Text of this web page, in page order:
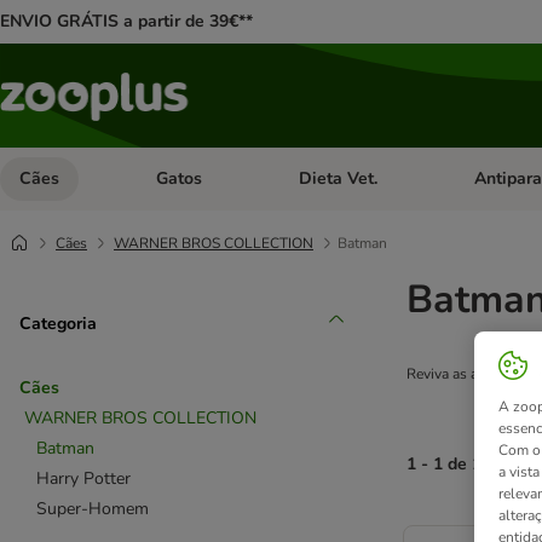
ENVIO GRÁTIS a partir de 39€**
Cães Abrir menu de categoria: Cães
Gatos Abrir menu de categoria: Gatos
Dieta Vet. Abrir
Cães WARNER BROS COLLECTION Batman
Categoria
Cães
WARNER BROS COLLECTION
Batman
Harry Potter
Super-Homem
Reviva as aventuras
1 - 1 de 1
product items
A
Com
a